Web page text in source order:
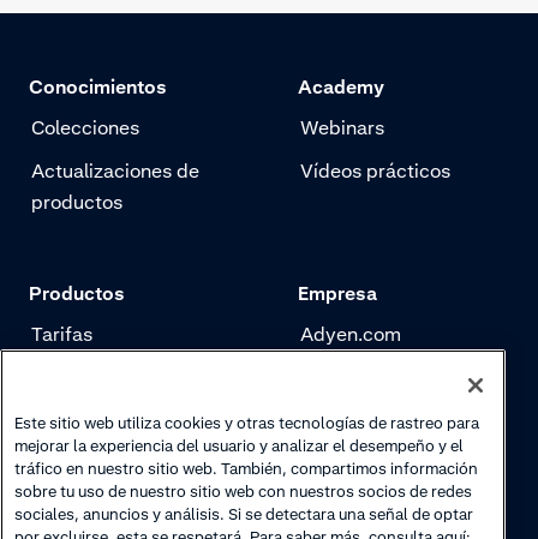
Conocimientos
Colecciones
Actualizaciones de
productos
Academy
Webinars
Vídeos prácticos
Productos
Tarifas
Gestión de riesgo
Autenticación
Empresa
Adyen.com
Newsletter
Trabaja con nosotros
Este sitio web utiliza cookies y otras tecnologías de rastreo para
mejorar la experiencia del usuario y analizar el desempeño y el
tráfico en nuestro sitio web. También, compartimos información
sobre tu uso de nuestro sitio web con nuestros socios de redes
sociales, anuncios y análisis. Si se detectara una señal de optar